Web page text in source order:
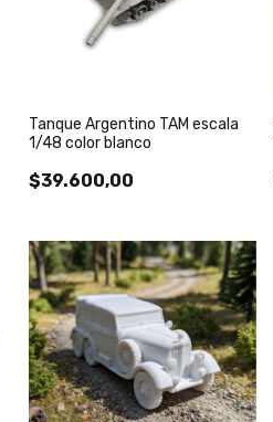
Tanque Argentino TAM escala
1/48 color blanco
$39.600,00